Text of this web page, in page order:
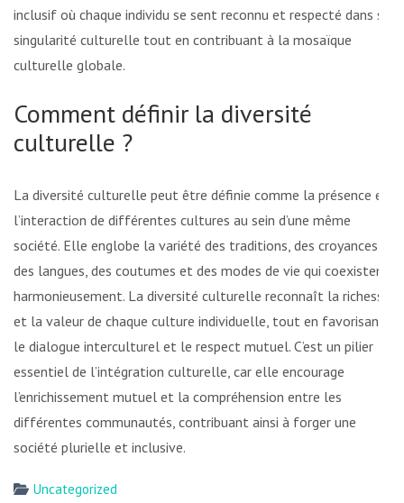
inclusif où chaque individu se sent reconnu et respecté dans sa
singularité culturelle tout en contribuant à la mosaïque
culturelle globale.
Comment définir la diversité
culturelle ?
La diversité culturelle peut être définie comme la présence et
l’interaction de différentes cultures au sein d’une même
société. Elle englobe la variété des traditions, des croyances,
des langues, des coutumes et des modes de vie qui coexistent
harmonieusement. La diversité culturelle reconnaît la richesse
et la valeur de chaque culture individuelle, tout en favorisant
le dialogue interculturel et le respect mutuel. C’est un pilier
essentiel de l’intégration culturelle, car elle encourage
l’enrichissement mutuel et la compréhension entre les
différentes communautés, contribuant ainsi à forger une
société plurielle et inclusive.
Uncategorized